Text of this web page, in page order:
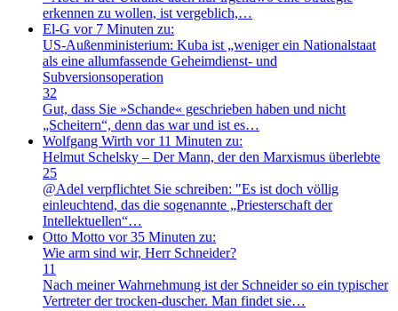
erkennen zu wollen, ist vergeblich,…
El-G vor 7 Minuten zu:
US-Außenministerium: Kuba ist „weniger ein Nationalstaat
als eine allumfassende Geheimdienst- und
Subversionsoperation
32
Gut, dass Sie »Schande« geschrieben haben und nicht
„Scheitern“, denn das war und ist es…
Wolfgang Wirth vor 11 Minuten zu:
Helmut Schelsky – Der Mann, der den Marxismus überlebte
25
@Adel verpflichtet Sie schreiben: "Es ist doch völlig
einleuchtend, das die sogenannte „Priesterschaft der
Intellektuellen“…
Otto Motto vor 35 Minuten zu:
Wie arm sind wir, Herr Schneider?
11
Nach meiner Wahrnehmung ist der Schneider so ein typischer
Vertreter der trocken-duscher. Man findet sie…